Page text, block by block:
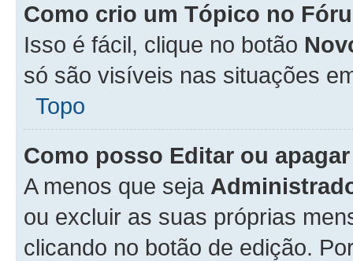
Como crio um Tópico no
Isso é fácil, clique no botão
só são visíveis nas situações
Topo
Como posso Editar ou
A menos que seja
ou excluir as suas próprias
clicando no botão de edição.